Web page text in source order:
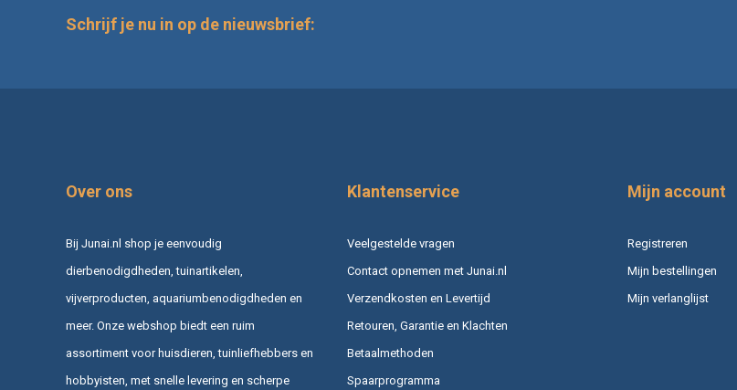
Schrijf je nu in op de nieuwsbrief:
Over ons
Bij Junai.nl shop je eenvoudig
dierbenodigdheden, tuinartikelen,
vijverproducten, aquariumbenodigdheden en
meer. Onze webshop biedt een ruim
assortiment voor huisdieren, tuinliefhebbers en
hobbyisten, met snelle levering en scherpe
Klantenservice
Veelgestelde vragen
Contact opnemen met Junai.nl
Verzendkosten en Levertijd
Retouren, Garantie en Klachten
Betaalmethoden
Spaarprogramma
Mijn account
Registreren
Mijn bestellingen
Mijn verlanglijst